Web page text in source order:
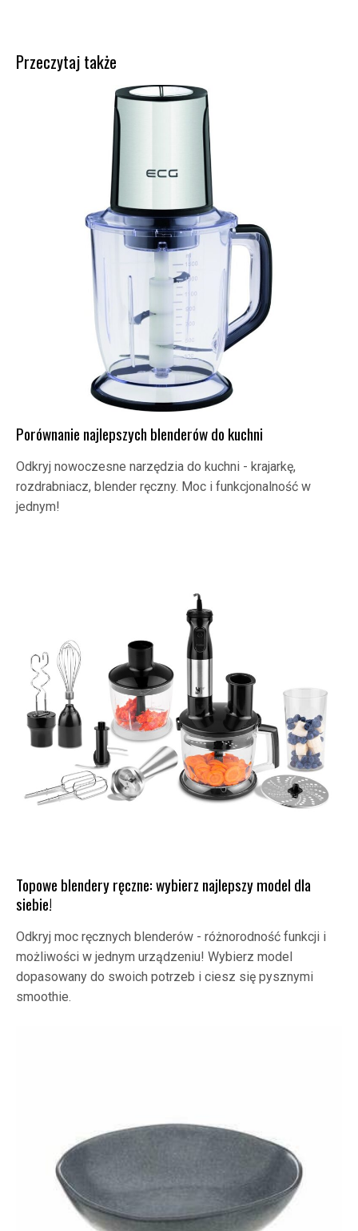
Przeczytaj także
Porównanie najlepszych blenderów do kuchni
Odkryj nowoczesne narzędzia do kuchni - krajarkę,
rozdrabniacz, blender ręczny. Moc i funkcjonalność w
jednym!
Topowe blendery ręczne: wybierz najlepszy model dla
siebie!
Odkryj moc ręcznych blenderów - różnorodność funkcji i
możliwości w jednym urządzeniu! Wybierz model
dopasowany do swoich potrzeb i ciesz się pysznymi
smoothie.